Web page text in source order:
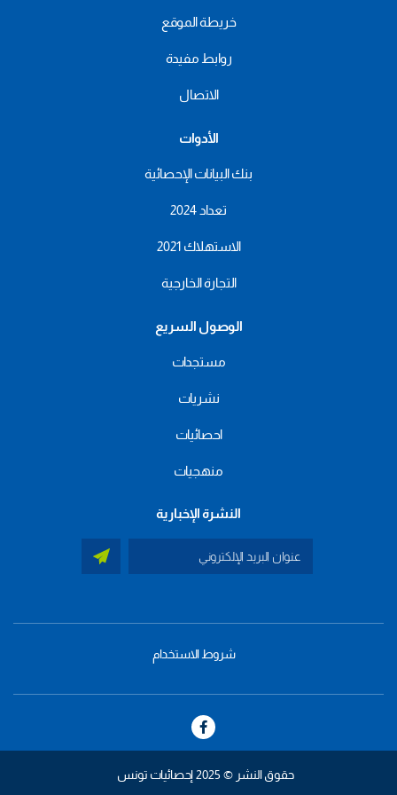
خريطة الموقع
روابط مفيدة
الاتصال
الأدوات
بنك البيانات الإحصائية
تعداد 2024
الاستهلاك 2021
التجارة الخارجية
الوصول السريع
مستجدات
نشريات
احصائيات
منهجيات
النشرة الإخبارية
footer
شروط الاستخدام
حقوق النشر © 2025 إحصائيات تونس